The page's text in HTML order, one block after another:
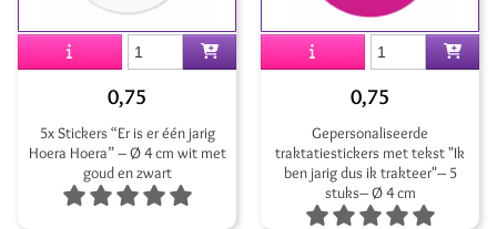
0,75
5x Stickers “Er is er één jarig
Hoera Hoera” – Ø 4 cm wit met
goud en zwart
0,75
Gepersonaliseerde
traktatiestickers met tekst "Ik
ben jarig dus ik trakteer"– 5
stuks– Ø 4 cm